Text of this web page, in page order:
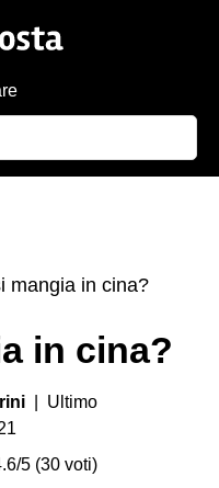
mangia in cina?
in cina?
| Ultimo
5 (30 voti)